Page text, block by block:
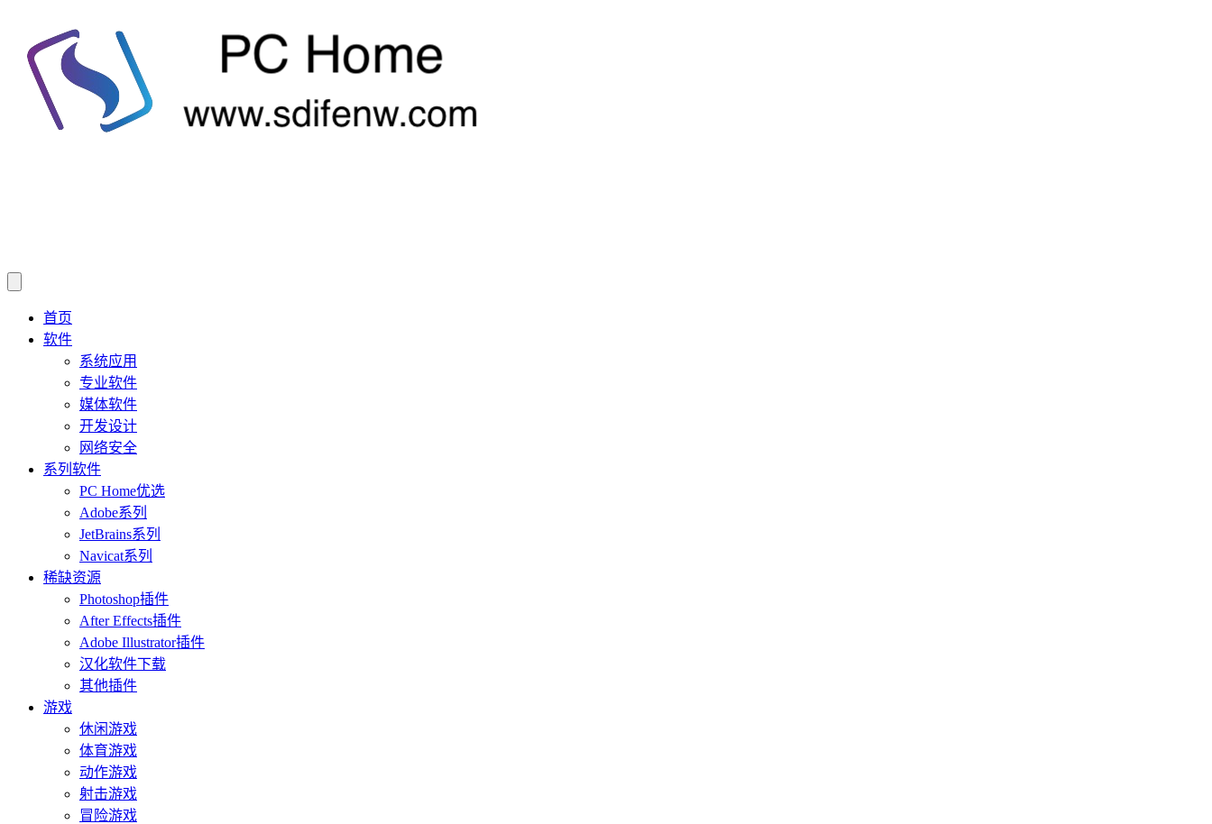
首页
软件
系统应用
专业软件
媒体软件
开发设计
网络安全
系列软件
PC Home优选
Adobe系列
JetBrains系列
Navicat系列
稀缺资源
Photoshop插件
After Effects插件
Adobe Illustrator插件
汉化软件下载
其他插件
游戏
休闲游戏
体育游戏
动作游戏
射击游戏
冒险游戏